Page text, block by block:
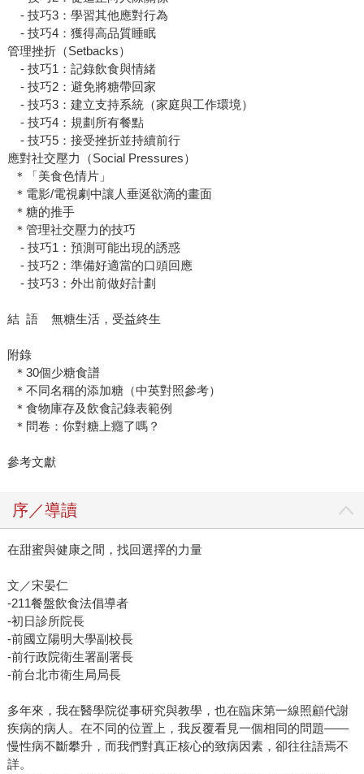
- 技巧3：學習其他應對行為
- 技巧4：獲得高品質睡眠
管理挫折（Setbacks）
- 技巧1：記錄飲食與情緒
- 技巧2：避免將糖帶回家
- 技巧3：建立支持系統（家庭與工作環境）
- 技巧4：規劃所有餐點
- 技巧5：接受挫折並持續前行
應對社交壓力（Social Pressures）
＊「美食色情片」
＊電影/電視劇中讓人垂涎欲滴的畫面
＊糖的推手
＊管理社交壓力的技巧
- 技巧1：預測可能出現的誘惑
- 技巧2：準備好適當的口頭回應
- 技巧3：外出前做好計劃
結 語 無糖生活，受益終生
附錄
＊30個少糖食譜
＊不同名稱的添加糖（中英對照參考）
＊食物庫存及飲食記錄表範例
＊問卷：你對糖上癮了嗎？
參考文獻
序／導讀
在甜蜜與健康之間，找回選擇的力量
文／宋晏仁
-211餐盤飲食法倡導者
-初日診所院長
-前國立陽明大學副校長
-前行政院衛生署副署長
-前台北市衛生局局長
多年來，我在醫學院從事研究與教學，也在臨床第一線照顧代謝
疾病的病人。在不同的位置上，我反覆看見一個相同的問題——
慢性病不斷攀升，而我們對真正核心的致病因素，卻往往語焉不
詳。